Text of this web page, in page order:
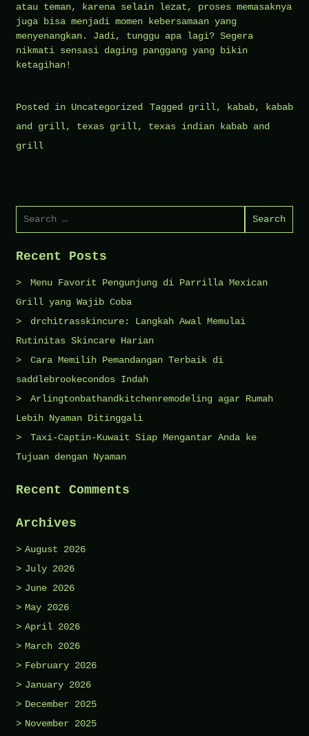
atau teman, karena selain lezat, proses memasaknya
juga bisa menjadi momen kebersamaan yang
menyenangkan. Jadi, tunggu apa lagi? Segera
nikmati sensasi daging panggang yang bikin
ketagihan!
Posted in Uncategorized Tagged grill, kabab,
kabab
and grill, texas grill, texas indian kabab and
grill
Recent Posts
Menu Favorit Pengunjung di Parrilla Mexican
Grill yang Wajib Coba
drchitrasskincure: Langkah Awal Memulai
Rutinitas Skincare Harian
Cara Memilih Pemandangan Terbaik di
saddlebrookecondos Indah
Arlingtonbathandkitchenremodeling agar Rumah
Lebih Nyaman Ditinggali
Taxi-Captin-Kuwait Siap Mengantar Anda ke
Tujuan dengan Nyaman
Recent Comments
Archives
August 2026
July 2026
June 2026
May 2026
April 2026
March 2026
February 2026
January 2026
December 2025
November 2025